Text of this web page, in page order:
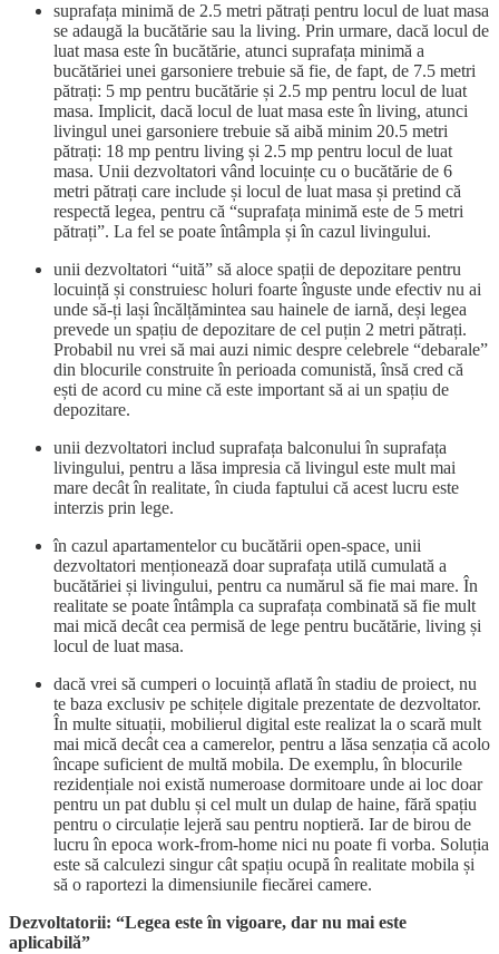
suprafața minimă de 2.5 metri pătrați pentru locul de luat masa
se adaugă la bucătărie sau la living. Prin urmare, dacă locul de
luat masa este în bucătărie, atunci suprafața minimă a
bucătăriei unei garsoniere trebuie să fie, de fapt, de 7.5 metri
pătrați: 5 mp pentru bucătărie și 2.5 mp pentru locul de luat
masa. Implicit, dacă locul de luat masa este în living, atunci
livingul unei garsoniere trebuie să aibă minim 20.5 metri
pătrați: 18 mp pentru living și 2.5 mp pentru locul de luat
masa. Unii dezvoltatori vând locuințe cu o bucătărie de 6
metri pătrați care include și locul de luat masa și pretind că
respectă legea, pentru că “suprafața minimă este de 5 metri
pătrați”. La fel se poate întâmpla și în cazul livingului.
unii dezvoltatori “uită” să aloce spații de depozitare pentru
locuință și construiesc holuri foarte înguste unde efectiv nu ai
unde să-ți lași încălțămintea sau hainele de iarnă, deși legea
prevede un spațiu de depozitare de cel puțin 2 metri pătrați.
Probabil nu vrei să mai auzi nimic despre celebrele “debarale”
din blocurile construite în perioada comunistă, însă cred că
ești de acord cu mine că este important să ai un spațiu de
depozitare.
unii dezvoltatori includ suprafața balconului în suprafața
livingului, pentru a lăsa impresia că livingul este mult mai
mare decât în realitate, în ciuda faptului că acest lucru este
interzis prin lege.
în cazul apartamentelor cu bucătării open-space, unii
dezvoltatori menționează doar suprafața utilă cumulată a
bucătăriei și livingului, pentru ca numărul să fie mai mare. În
realitate se poate întâmpla ca suprafața combinată să fie mult
mai mică decât cea permisă de lege pentru bucătărie, living și
locul de luat masa.
dacă vrei să cumperi o locuință aflată în stadiu de proiect, nu
te baza exclusiv pe schițele digitale prezentate de dezvoltator.
În multe situații, mobilierul digital este realizat la o scară mult
mai mică decât cea a camerelor, pentru a lăsa senzația că acolo
încape suficient de multă mobila. De exemplu, în blocurile
rezidențiale noi există numeroase dormitoare unde ai loc doar
pentru un pat dublu și cel mult un dulap de haine, fără spațiu
pentru o circulație lejeră sau pentru noptieră. Iar de birou de
lucru în epoca work-from-home nici nu poate fi vorba. Soluția
este să calculezi singur cât spațiu ocupă în realitate mobila și
să o raportezi la dimensiunile fiecărei camere.
Dezvoltatorii: “Legea este în vigoare, dar nu mai este
aplicabilă”